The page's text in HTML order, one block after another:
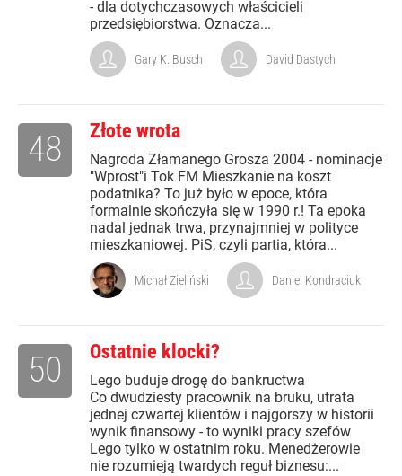
- dla dotychczasowych właścicieli
przedsiębiorstwa. Oznacza...
Gary K. Busch David Dastych
Złote wrota
Nagroda Złamanego Grosza 2004 - nominacje
"Wprost"i Tok FM Mieszkanie na koszt
podatnika? To już było w epoce, która
formalnie skończyła się w 1990 r.! Ta epoka
nadal jednak trwa, przynajmniej w polityce
mieszkaniowej. PiS, czyli partia, która...
48
Michał Zieliński Daniel Kondraciuk
Ostatnie klocki?
Lego buduje drogę do bankructwa
Co dwudziesty pracownik na bruku, utrata
jednej czwartej klientów i najgorszy w historii
wynik finansowy - to wyniki pracy szefów
Lego tylko w ostatnim roku. Menedżerowie
nie rozumieją twardych reguł biznesu:...
50